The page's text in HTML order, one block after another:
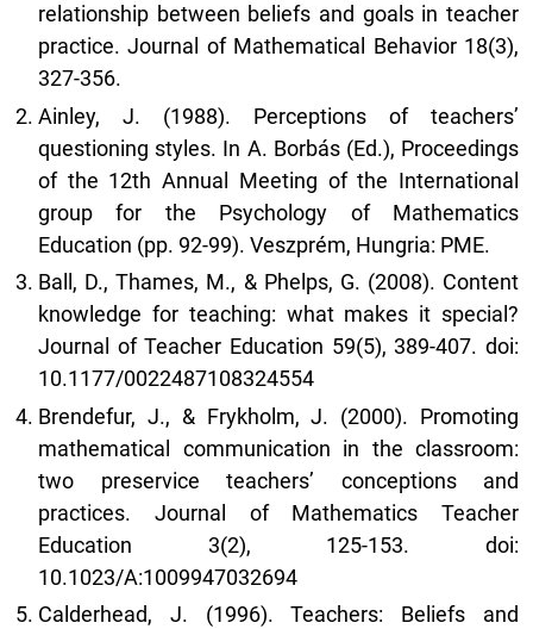
relationship between beliefs and goals in teacher
practice. Journal of Mathematical Behavior 18(3),
327-356.
Ainley, J. (1988). Perceptions of teachers’
questioning styles. In A. Borbás (Ed.), Proceedings
of the 12th Annual Meeting of the International
group for the Psychology of Mathematics
Education (pp. 92-99). Veszprém, Hungria: PME.
Ball, D., Thames, M., & Phelps, G. (2008). Content
knowledge for teaching: what makes it special?
Journal of Teacher Education 59(5), 389-407. doi:
10.1177/0022487108324554
Brendefur, J., & Frykholm, J. (2000). Promoting
mathematical communication in the classroom:
two preservice teachers’ conceptions and
practices. Journal of Mathematics Teacher
Education 3(2), 125-153. doi:
10.1023/A:1009947032694
Calderhead, J. (1996). Teachers: Beliefs and